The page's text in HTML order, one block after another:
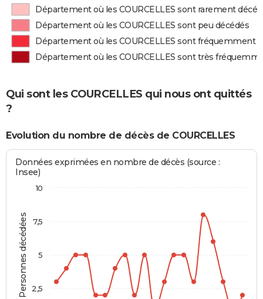
Département où les COURCELLES sont rarement
Département où les COURCELLES sont peu décédés
Département où les COURCELLES sont fréquemment
Département où les COURCELLES sont très
Qui sont les COURCELLES qui nous ont quittés
?
Evolution du nombre de décès de COURCELLES
Personnes décédées
Données exprimées en nombre de décès (source :
Insee)
10
2,5
5
7,5